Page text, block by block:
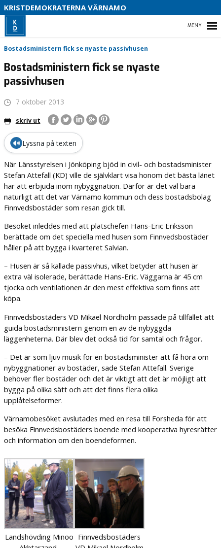
KRISTDEMOKRATERNA VÄRNAMO
HEM
OM OSS
KONTAKTA OSS
VAL
Bostadsministern fick se nyaste passivhusen
Bostadsministern fick se nyaste
passivhusen
7 oktober 2013
skriv ut
🔊 Lyssna på texten
När Länsstyrelsen i Jönköping bjöd in civil- och bostadsminister
Stefan Attefall (KD) ville de självklart visa honom det bästa länet
har att erbjuda inom nybyggnation. Därför är det väl bara
naturligt att det var Värnamo kommun och dess bostadsbolag
Finnvedsbostäder som resan gick till.
Besöket inleddes med att platschefen Hans-Eric Eriksson
berättade om det speciella med husen som Finnvedsbostäder
håller på att bygga i kvarteret Salvian.
– Husen är så kallade passivhus, vilket betyder att husen är
extra väl isolerade, berättade Hans-Eric. Väggarna är 45 cm
tjocka och ventilationen är den mest effektiva som finns att
köpa.
Finnvedsbostäders VD Mikael Nordholm passade på tillfället att
guida bostadsministern genom en av de nybyggda
läggenheterna. Där blev det också tid för samtal och frågor.
– Det är som ljuv musik för en bostadsminister att få höra om
nybyggnationer av bostäder, sade Stefan Attefall. Sverige
behöver fler bostäder och det är viktigt att det är möjligt att
bygga på olika sätt och att det finns flera olika
upplåtelseformer.
Värnamobesöket avslutades med en resa till Forsheda för att
besöka Finnvedsbostäders boende med kooperativa hyresrätter
och information om den boendeformen.
Landshövding Minoo Finnvedsbostäders